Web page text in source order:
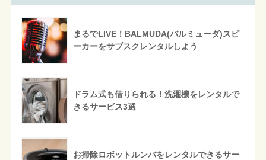
まるでLIVE！BALMUDA(バルミューダ)スピ
ーカーをサブスクレンタルしよう
ドラム式も借りられる！洗濯機をレンタルで
きるサービス3選
お掃除ロボットルンバをレンタルできるサー